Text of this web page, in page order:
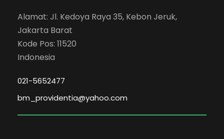
Alamat: Jl. Kedoya Raya 35, Kebon Jeruk,
Jakarta Barat
Kode Pos: 11520
Indonesia
021-5652477
bm_providentia@yahoo.com